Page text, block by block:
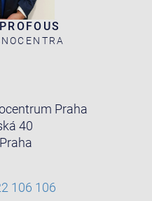
Praha
40
106 106